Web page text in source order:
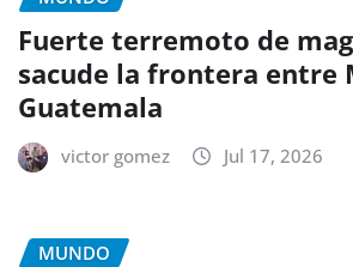
Fuerte terremoto de
sacude la frontera entre
Guatemala
victor gomez Jul 17, 2026
MUNDO